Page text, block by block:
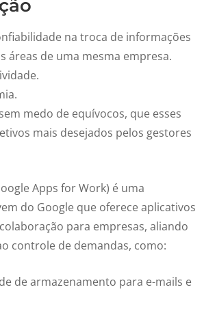
na troca de informações
áreas de uma mesma empresa.
medo de equívocos, que esses
mais desejados pelos gestores
Apps for Work) é uma
do Google que oferece aplicativos
para empresas, aliando
controle de demandas, como:
de armazenamento para e-mails e